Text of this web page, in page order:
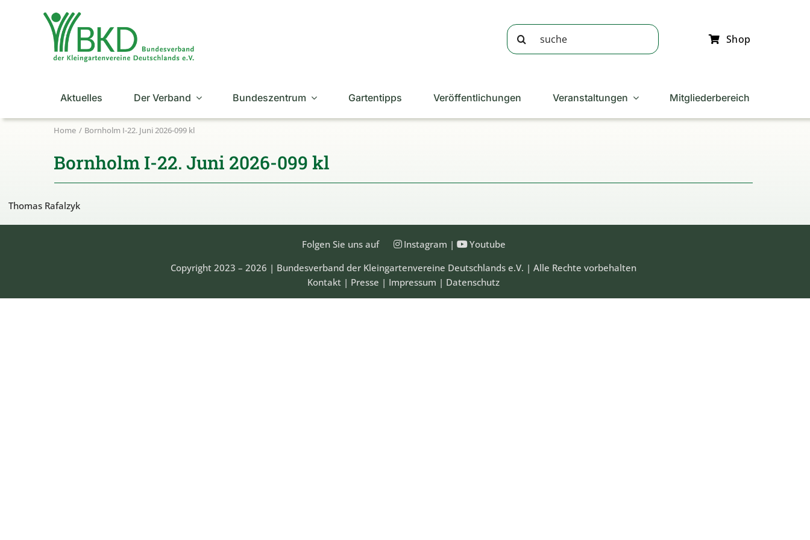
Suche
nach:
Shop
Aktuelles Der Verband Bundeszentrum Gartentipps Veröffentlichungen Veranstaltungen Mitgliederbereich
Home Bornholm I-22. Juni 2026-099 kl
Bornholm I-22. Juni 2026-099 kl
Thomas Rafalzyk
Folgen Sie uns auf Instagram |
Youtube
Copyright 2023 – 2026 | Bundesverband der Kleingartenvereine Deutschlands e.V. | Alle Rechte vorbehalten
Kontakt | Presse | Impressum | Datenschutz